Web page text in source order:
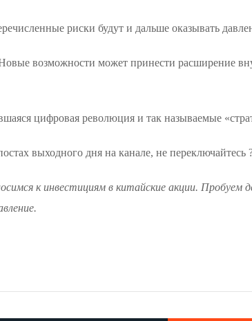
риски будут и дальше оказывать
возможности может принести расширение
цифровая революция и так называемые
выходного дня на канале, не переключайтесь
к инвестициям в китайские акции. Пробуем